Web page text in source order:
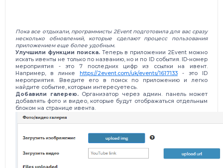
Пока все отдыхали, программисты 2Event подготовила для вас сразу
несколько обновлений, которые сделают процесс пользования
приложением еще более удобным.
Улучшили функции поиска. Теперь в приложении 2Event можно
искать ивенты не только по названию, но и по ID события. ID-номер
мероприятия - это 7 последних цифр из ссылки на ивент.
Например, в линке https://2event.com/uk/events/1617133 - это ID
мероприятия. Введите его в поиск по приложению и легко
найдите событие, которым интересуетесь.
Добавили галерею. Организатор через админ. панель может
добавлять фото и видео, которые будут отображаться отдельным
блоком на странице ивента.